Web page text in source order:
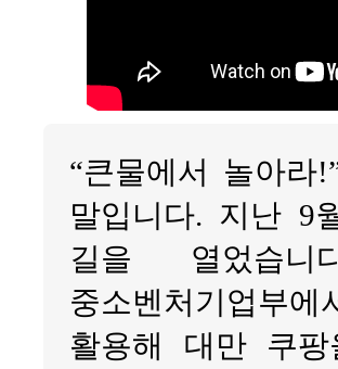
“큰물에서 놀아라
말입니다. 지난 9
길을 열었습니
중소벤처기업부
활용해 대만 쿠